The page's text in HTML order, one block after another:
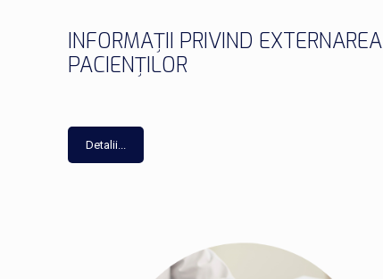
INFORMAȚII PRIVIND EXTERNAREA
PACIENȚILOR
Detalii...